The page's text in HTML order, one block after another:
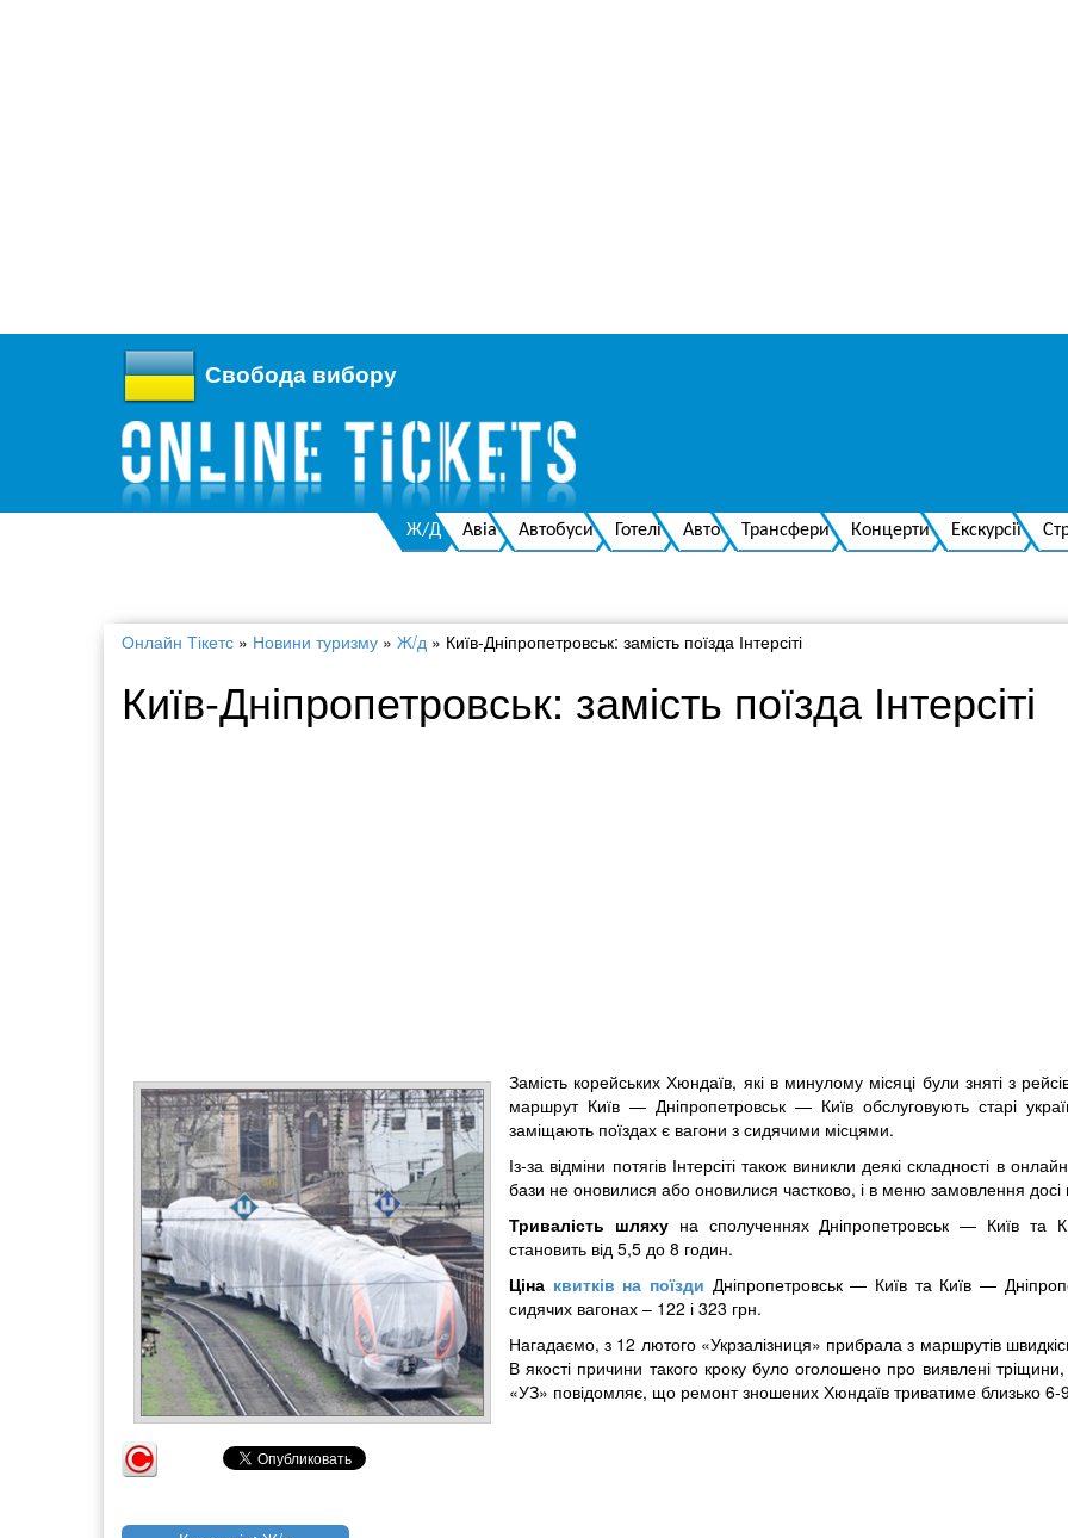
Свобода вибору
Ж/Д Авіа Автобуси Готелі Авто Трансфери Концерти Екскурсії
Онлайн Тікетс » Новини туризму » Ж/д » Київ-Дніпропетровськ: замість поїзда Інтерсіті
Київ-Дніпропетровськ: замість поїзда Інтерсіті
Замість корейських Хюндаїв, які в минулому місяці були зняті з
маршрут Київ — Дніпропетровськ — Київ обслуговують старі
заміщають поїздах є вагони з сидячими місцями.
Із-за відміни потягів Інтерсіті також виникли деякі складності в
бази не оновилися або оновилися частково, і в меню замовлення
Тривалість шляхуна сполученнях Дніпропетровськ — Київ та
становить від 5,5 до 8 годин.
Ціна квитків на поїзди Дніпропетровськ — Київ та Київ —
сидячих вагонах – 122 і 323 грн.
Нагадаємо, з 12 лютого «Укрзалізниця» прибрала з маршрутів
В якості причини такого кроку було оголошено про виявлені
«УЗ» повідомляє, що ремонт зношених Хюндаїв триватиме близько 6-9